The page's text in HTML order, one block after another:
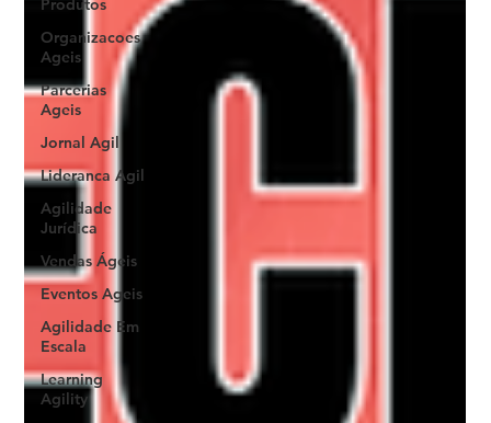
Produtos
Organizacoes
Ageis
Parcerias
Ageis
Jornal Agil
Lideranca Agil
Agilidade
Jurídica
Vendas Ágeis
Eventos Ageis
Agilidade Em
Escala
Learning
Agility